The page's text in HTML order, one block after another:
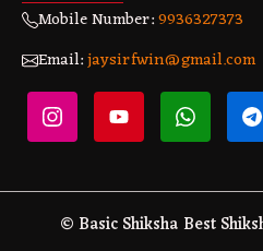
Mobile Number:9936327373
Email:jaysirfwin@gmail.com
© Basic Shiksha Best